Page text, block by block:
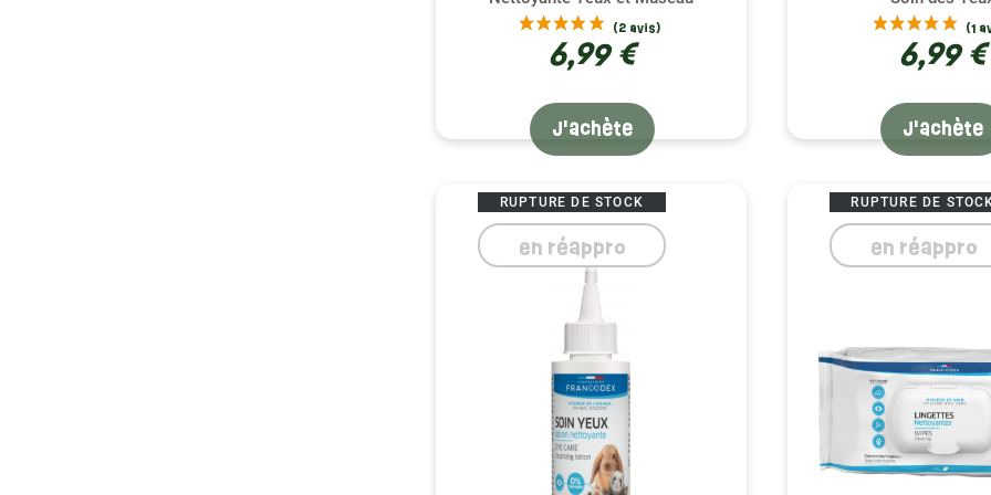
6,99 €
J'achète
6,99 €
J'achète
RUPTURE DE STOCK
en réappro
RUPTURE DE
en réappro